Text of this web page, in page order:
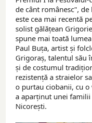
de cânt românesc",
este cea mai recentă
solist gălățean
spune mai toată
Paul Buța, artist și
Grigoraș, talentul său
și de costumul
rezistență a straielor
o purtau ciobanii, cu o
a aparținut unei
Nicorești.